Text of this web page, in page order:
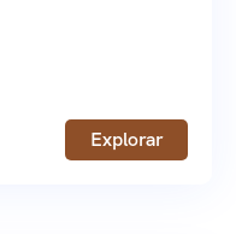
Explorar